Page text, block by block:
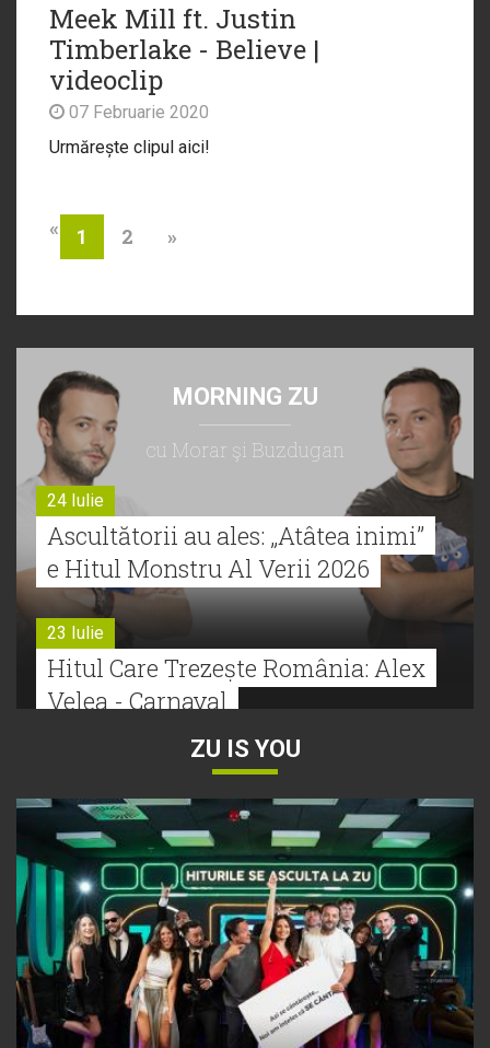
Meek Mill ft. Justin
Timberlake - Believe |
videoclip
07 Februarie 2020
Urmărește clipul aici!
« 1 2 »
MORNING ZU
cu Morar şi Buzdugan
24 Iulie
Ascultătorii au ales: „Atâtea inimi”
e Hitul Monstru Al Verii 2026
23 Iulie
Hitul Care Trezește România: Alex
Velea - Carnaval
Bătălie strânsă la Hitul Monstru Al
Verii: Cabron versus Faydee
21 Iulie
Dă volumul mai tare! Cabron vine
cu Hitul Monstru al Verii
20 Iulie
ZU IS YOU